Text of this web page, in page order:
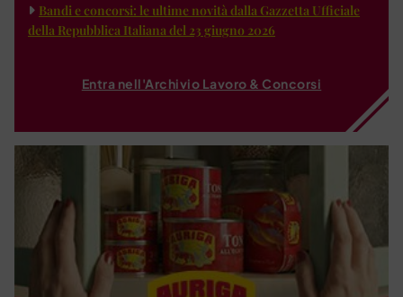
Bandi e concorsi: le ultime novità dalla Gazzetta Ufficiale
della Repubblica Italiana del 23 giugno 2026
Entra nell'Archivio Lavoro & Concorsi